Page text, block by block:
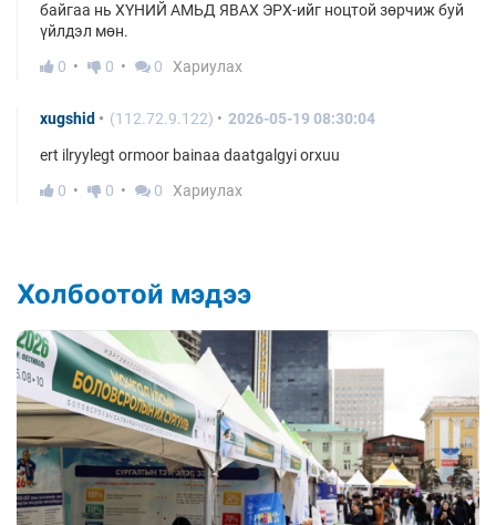
байгаа нь ХҮНИЙ АМЬД ЯВАХ ЭРХ-ийг ноцтой зөрчиж буй
үйлдэл мөн.
0
0 0 Хариулах
xugshid (112.72.9.122) 2026-05-19 08:30:04
ert ilryylegt ormoor bainaa daatgalgyi orxuu
0
0 0 Хариулах
Холбоотой мэдээ